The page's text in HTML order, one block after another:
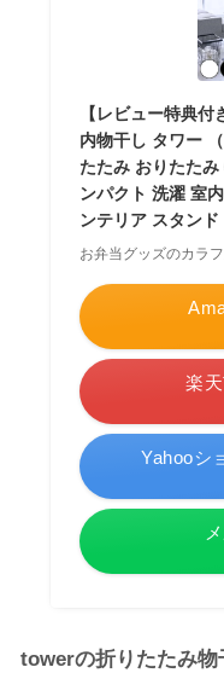
【レビュー特典
内物干し タワー
たたみ おりたた
ンパクト 洗濯 室
ンテリア スタン
お弁当グッズのカラ
楽
Yahooシ
towerの折りたたみ物